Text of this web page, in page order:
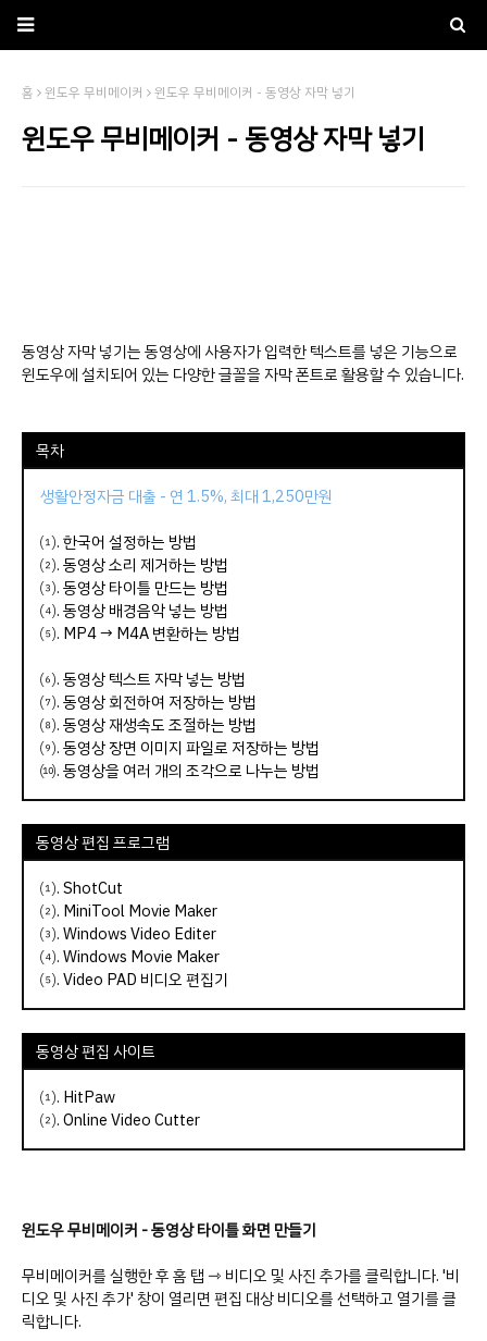
홈 윈도우 무비메이커 윈도우 무비메이커 - 동영상 자막 넣기
윈도우 무비메이커 - 동영상 자막 넣기
동영상 자막 넣기는 동영상에 사용자가 입력한 텍스트를 넣은 기능으로
윈도우에 설치되어 있는 다양한 글꼴을 자막 폰트로 활용할 수 있습니다.
목차
생활안정자금 대출 - 연 1.5%, 최대 1,250만원
⑴.한국어 설정하는 방법
⑵.동영상 소리 제거하는 방법
⑶.동영상 타이틀 만드는 방법
⑷.동영상 배경음악 넣는 방법
⑸. MP4 → M4A 변환하는 방법
⑹.동영상 텍스트 자막 넣는 방법
⑺.동영상 회전하여 저장하는 방법
⑻.동영상 재생속도 조절하는 방법
⑼.동영상 장면 이미지 파일로 저장하는 방법
⑽.동영상을 여러 개의 조각으로 나누는 방법
동영상 편집 프로그램
⑴.ShotCut
⑵. MiniTool Movie Maker
⑶.Windows Video Editer
⑷.Windows Movie Maker
⑸.Video PAD 비디오 편집기
동영상 편집 사이트
⑴. HitPaw
⑵.Online Video Cutter
윈도우 무비메이커 - 동영상 타이틀 화면 만들기
무비메이커를 실행한 후 홈 탭 ⇾ 비디오 및 사진 추가를 클릭합니다. '비
디오 및 사진 추가' 창이 열리면 편집 대상 비디오를 선택하고 열기를 클
릭합니다.